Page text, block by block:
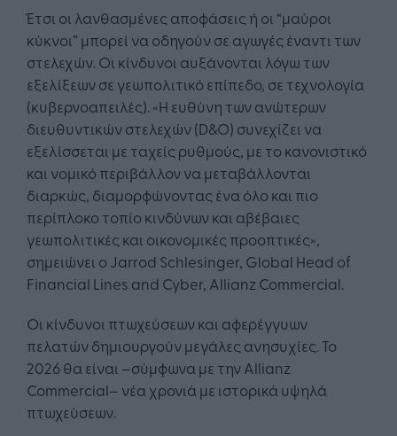
Έτσι οι λανθασμένες αποφάσεις ή οι “μαύροι
κύκνοι” μπορεί να οδηγούν σε αγωγές έναντι των
στελεχών. Οι κίνδυνοι αυξάνονται λόγω των
εξελίξεων σε γεωπολιτικό επίπεδο, σε τεχνολογία
(κυβερνοαπειλές). «Η ευθύνη των ανώτερων
διευθυντικών στελεχών (D&O) συνεχίζει να
εξελίσσεται με ταχείς ρυθμούς, με το κανονιστικό
και νομικό περιβάλλον να μεταβάλλονται
διαρκώς, διαμορφώνοντας ένα όλο και πιο
περίπλοκο τοπίο κινδύνων και αβέβαιες
γεωπολιτικές και οικονομικές προοπτικές»,
σημειώνει ο Jarrod Schlesinger, Global Head of
Financial Lines and Cyber, Allianz Commercial.
Οι κίνδυνοι πτωχεύσεων και αφερέγγυων
πελατών δημιουργούν μεγάλες ανησυχίες. Το
2026 θα είναι –σύμφωνα με την Allianz
Commercial– νέα χρονιά με ιστορικά υψηλά
πτωχεύσεων.